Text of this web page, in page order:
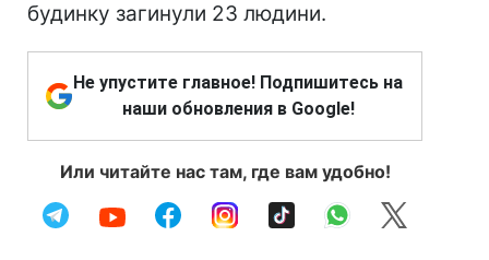
будинку загинули 23 людини.
Не упустите главное! Подпишитесь на
наши обновления в Google!
Или читайте нас там, где вам удобно!